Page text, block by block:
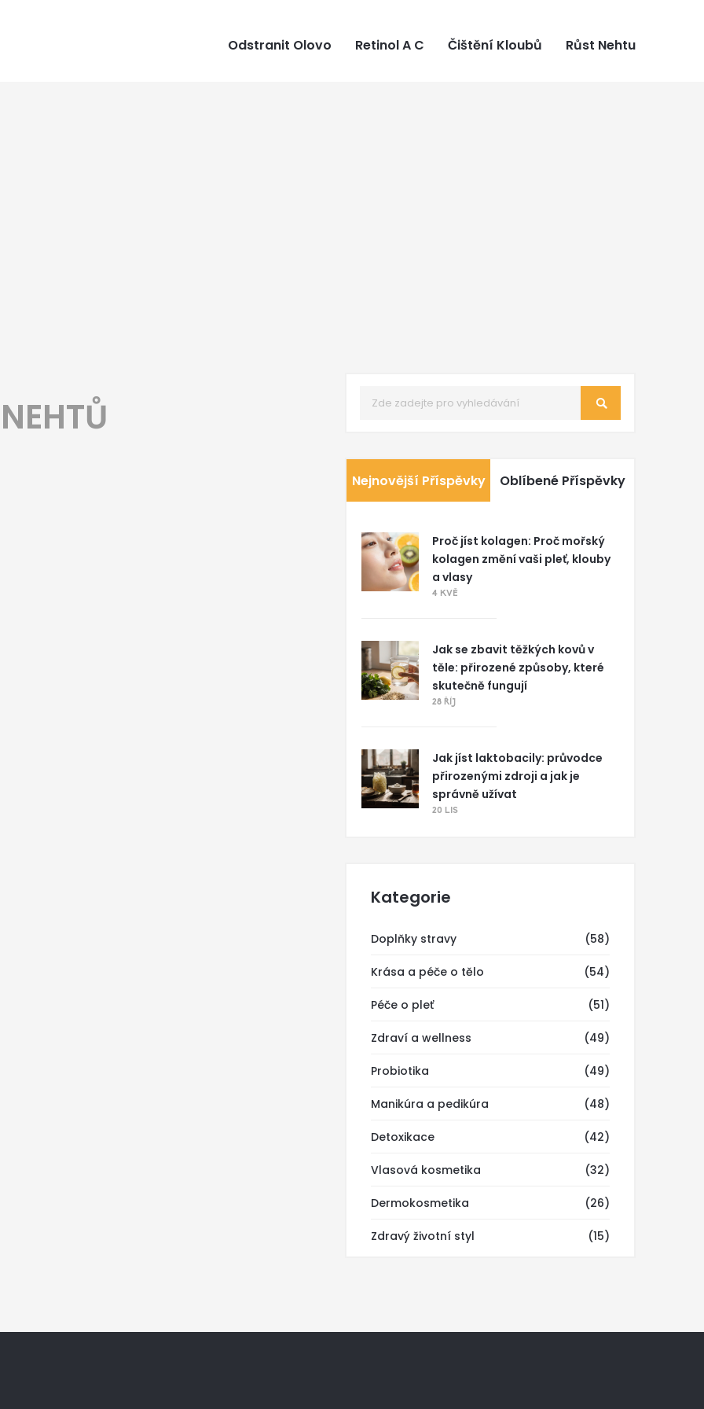
Odstranit Olovo Retinol A C Čištění Kloubů Růst Nehtu
Nejnovější Příspěvky Oblíbené Příspěvky
Proč jíst kolagen: Proč mořský
kolagen změní vaši pleť, klouby
a vlasy
4 KVĚ
Jak se zbavit těžkých kovů v
těle: přirozené způsoby, které
skutečně fungují
28 ŘÍJ
Jak jíst laktobacily: průvodce
přirozenými zdroji a jak je
správně užívat
20 LIS
Kategorie
Doplňky stravy (58)
Krása a péče o tělo (54)
Péče o pleť (51)
Zdraví a wellness (49)
Probiotika (49)
Manikúra a pedikúra (48)
Detoxikace (42)
Vlasová kosmetika (32)
Dermokosmetika (26)
Zdravý životní styl (15)